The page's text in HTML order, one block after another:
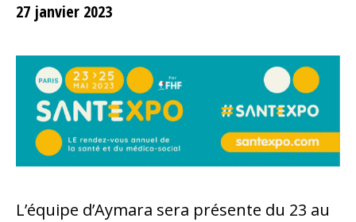
27 janvier 2023
L’équipe d’Aymara sera présente du 23 au